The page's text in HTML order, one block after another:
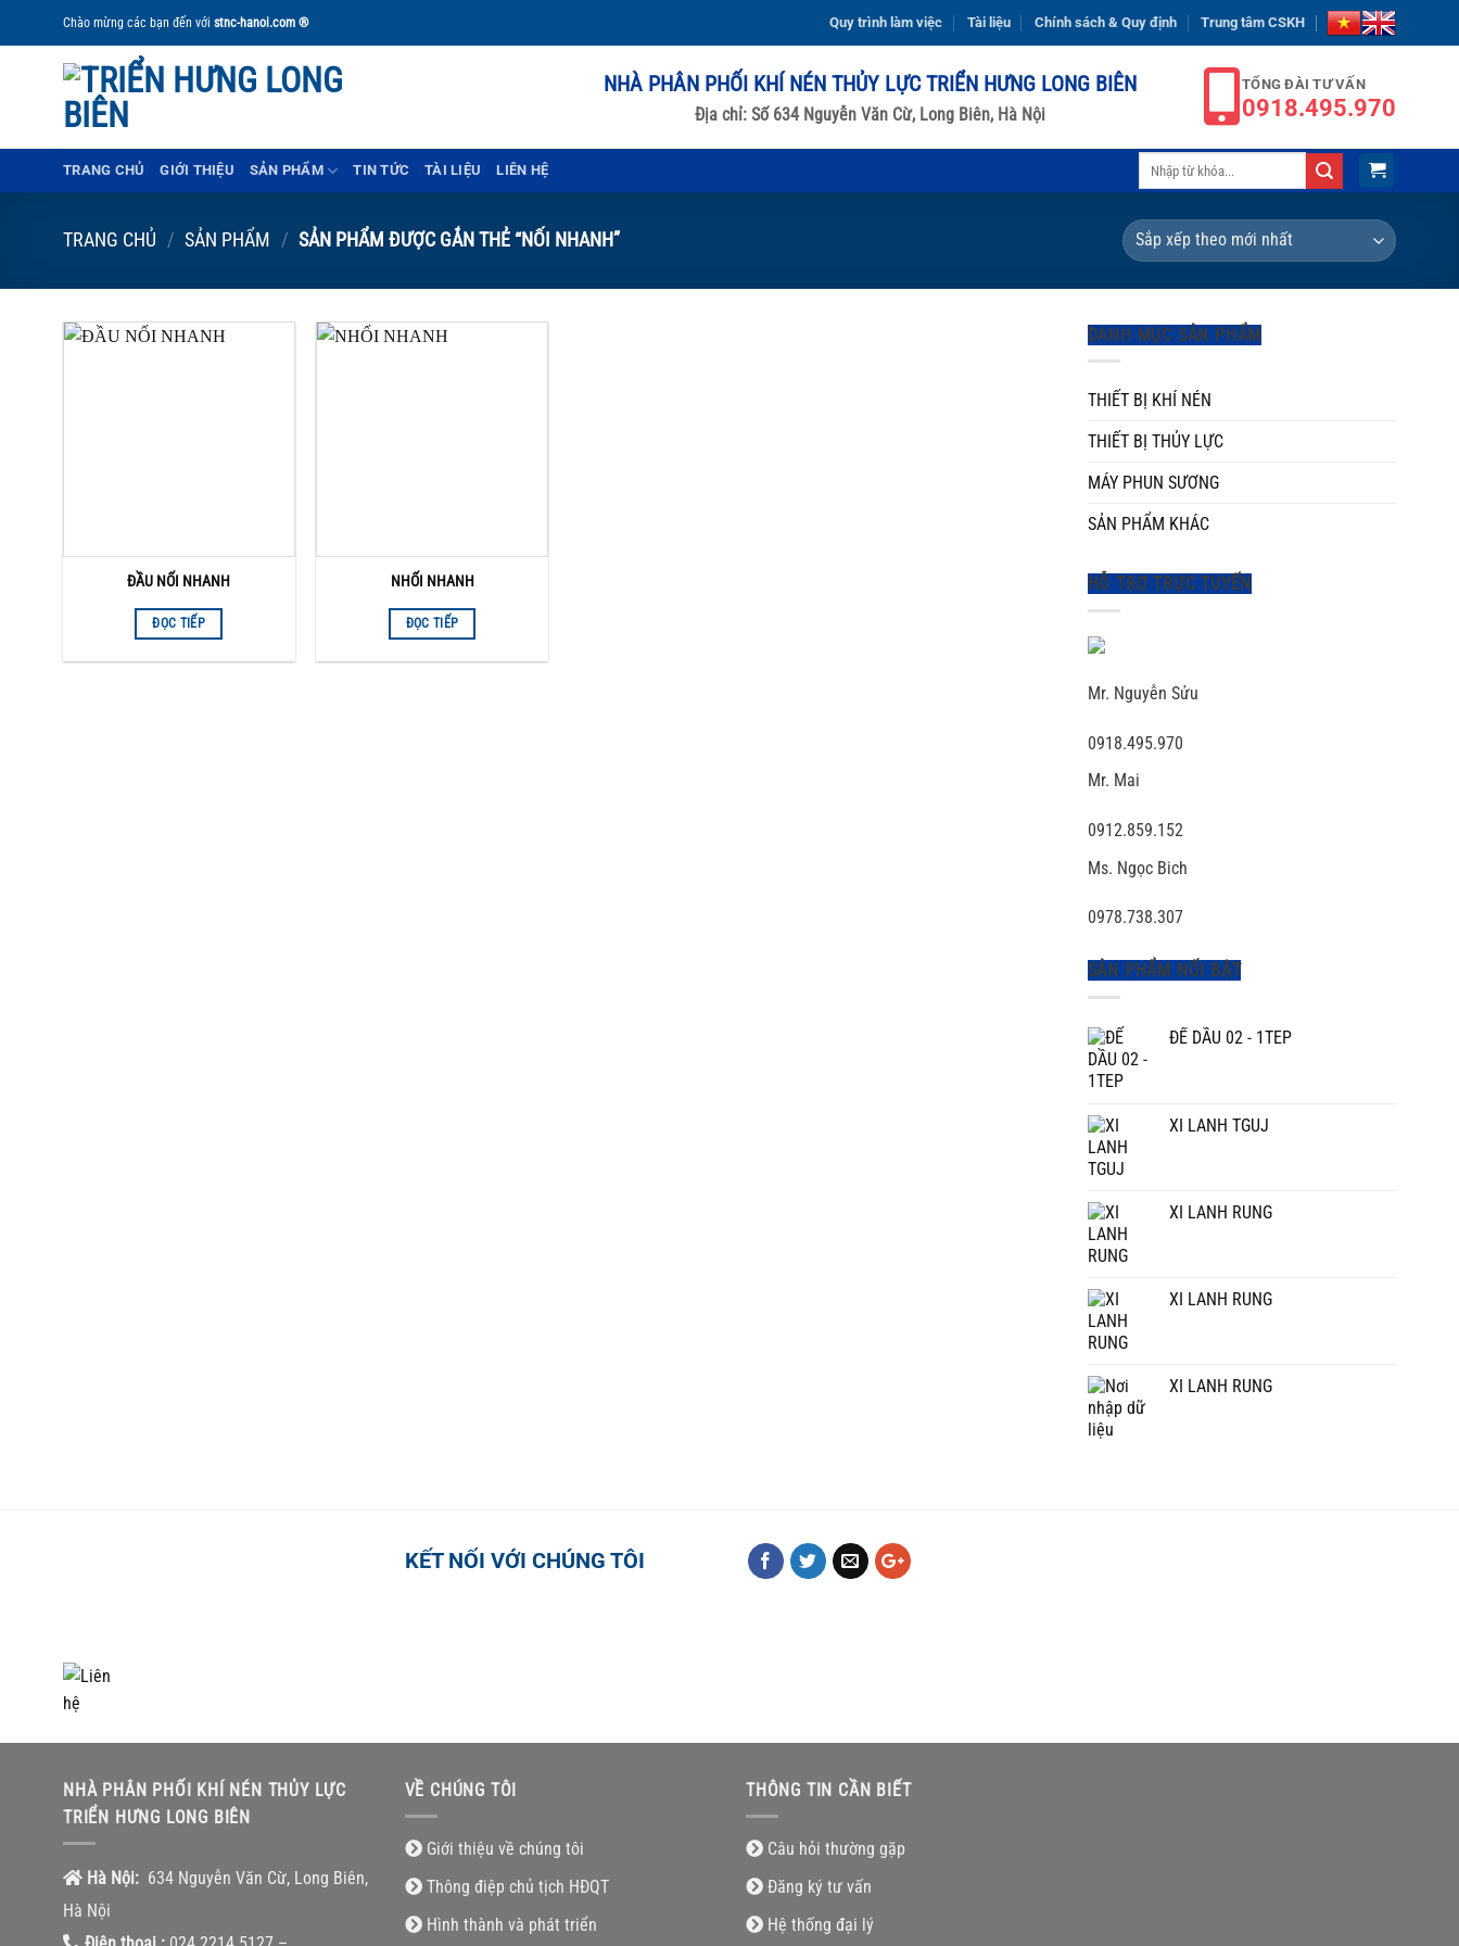
Chào mừng các bạn đến với stnc-hanoi.com ® Quy trình làm việc Tài liệu Chính sách & Quy định Trung tâm CSKH
NHÀ PHÂN PHỐI KHÍ NÉN THỦY LỰC TRIỂN HƯNG LONG BIÊN
Địa chỉ: Số 634 Nguyễn Văn Cừ, Long Biên, Hà Nội
TỔNG ĐÀI TƯ VẤN
0918.495.970
TRANG CHỦ GIỚI THIỆU SẢN PHẨM TIN TỨC TÀI LIỆU LIÊN HỆ
TRANG CHỦ / SẢN PHẨM / SẢN PHẨM ĐƯỢC GẮN THẺ “NỐI NHANH”
ĐẦU NỐI NHANH
ĐỌC TIẾP
NHỐI NHANH
ĐỌC TIẾP
DANH MỤC SẢN PHẨM
THIẾT BỊ KHÍ NÉN
THIẾT BỊ THỦY LỰC
MÁY PHUN SƯƠNG
SẢN PHẨM KHÁC
HỖ TRỢ TRỰC TUYẾN
Mr. Nguyễn Sửu
0918.495.970
Mr. Mai
0912.859.152
Ms. Ngọc Bich
0978.738.307
SẢN PHẨM NỐI BẬT
ĐẾ DẦU 02 - 1TEP
XI LANH TGUJ
XI LANH RUNG
XI LANH RUNG
XI LANH RUNG
KẾT NỐI VỚI CHÚNG TÔI
NHÀ PHÂN PHỐI KHÍ NÉN THỦY LỰC
TRIỂN HƯNG LONG BIÊN
Hà Nội: 634 Nguyễn Văn Cừ, Long Biên,
Hà Nội
VỀ CHÚNG TÔI
Giới thiệu về chúng tôi
Thông điệp chủ tịch HĐQT
Hình thành và phát triển
THÔNG TIN CẦN BIẾT
Câu hỏi thường gặp
Đăng ký tư vấn
Hệ thống đại lý